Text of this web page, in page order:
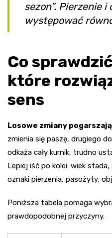
sezon”. Pierzenie
występować
Co
które
sens
Losowe zmiany
zmienia się paszę, drugiego
odkaża cały kurnik, trudno
Lepiej iść po kolei: wiek
oznaki pierzenia, pasożyty,
Poniższa tabela pomaga
prawdopodobnej przyczyny.